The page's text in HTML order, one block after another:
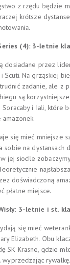
z rzędu będzie
krótsze
(4): 3-letnie
dosiadane przez
Scuti. Na grząskiej
zadanie, ale z
są
i Iali, które
się mieć mniejsze
sobie na
jej siodle
doświadczoną
płatne miejsce.
3-letnie i st.
się mieć
Elizabeth. Obu
SK Krasne, gdzie